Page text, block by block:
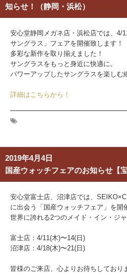
知らせ！（静岡・浜松）
安心堂静岡メガネ店・浜松店では、4/
サングラス」フェアを開催致します！
多彩な新作を取り揃えました！
サングラスをもっと身近に快適に。
パワーアップしたサングラスを楽しむ
詳細はこちらから！
2019年4月4日
国産ウォッチフェアのお知らせ【
安心堂富士店、沼津店では、
に出会う「国産ウォッチフェア」を開
世界に誇れる2つのメイド・イン・ジャ
富士店：4/11(木)〜14(日)
沼津店：4/18(木)〜21(日)
皆様のご来店、心よりお待ちしており